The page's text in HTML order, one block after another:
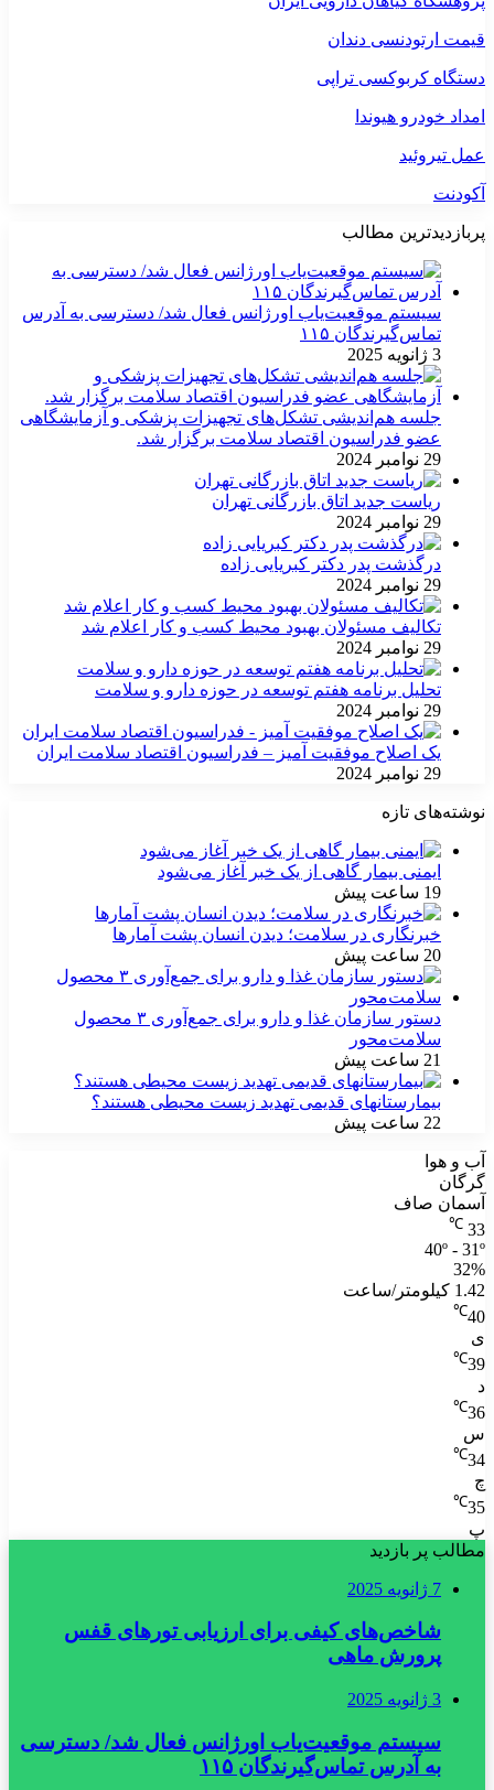
قیمت ارتودنسی دندان
دستگاه کربوکسی تراپی
امداد خودرو هیوندا
عمل تیروئید
آکودنت
پربازدیدترین مطالب
سیستم موقعیت‌یاب اورژانس فعال شد/ دسترسی به آدرس
تماس‌گیرندگان ۱۱۵
3 ژانویه 2025
جلسه هم‌اندیشی تشکل‌های تجهیزات پزشکی و آزمایشگاهی
عضو فدراسیون اقتصاد سلامت برگزار شد.
29 نوامبر 2024
ریاست جدید اتاق بازرگانی تهران
29 نوامبر 2024
درگذشت پدر دکتر کبریایی زاده
29 نوامبر 2024
تکالیف مسئولان بهبود محیط کسب و کار اعلام شد
29 نوامبر 2024
تحلیل برنامه هفتم توسعه در حوزه دارو و سلامت
29 نوامبر 2024
یک اصلاح موفقیت آمیز – فدراسیون اقتصاد سلامت ایران
29 نوامبر 2024
نوشته‌های تازه
ایمنی بیمار گاهی از یک خبر آغاز می‌شود
19 ساعت پیش
خبرنگاری در سلامت؛ دیدن انسان پشت آمارها
20 ساعت پیش
دستور سازمان غذا و دارو برای جمع‌آوری ۳ محصول
سلامت‌محور
21 ساعت پیش
بیمارستانهای قدیمی تهدید زیست محیطی هستند؟
22 ساعت پیش
آب و هوا
گرگان
آسمان صاف
33
℃
40º - 31º
32%
1.42 کیلومتر/ساعت
40
℃
ی
39
℃
د
36
℃
س
34
℃
چ
35
℃
پ
مطالب پر بازدید
7 ژانویه 2025
شاخص‌های کیفی برای ارزیابی تورهای قفس
پرورش ماهی
3 ژانویه 2025
سیستم موقعیت‌یاب اورژانس فعال شد/ دسترسی
به آدرس تماس‌گیرندگان ۱۱۵